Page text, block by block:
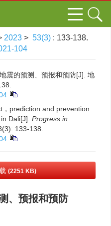
2023 > 53(3) : 133-138.
104
震的预测、预报和预防[J]. 地
prediction and prevention
Dali[J]. Progress in
133-138.
(2251 KB)
、预报和预防